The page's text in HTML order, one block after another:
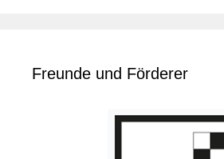
Freunde und Förderer